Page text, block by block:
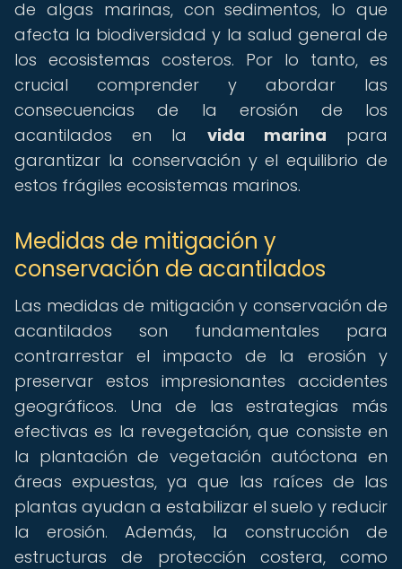
de algas marinas, con sedimentos, lo que
afecta la biodiversidad y la salud general de
los ecosistemas costeros. Por lo tanto, es
crucial comprender y abordar las
consecuencias de la erosión de los
acantilados en la vida marina para
garantizar la conservación y el equilibrio de
estos frágiles ecosistemas marinos.
Medidas de mitigación y
conservación de acantilados
Las medidas de mitigación y conservación de
acantilados son fundamentales para
contrarrestar el impacto de la erosión y
preservar estos impresionantes accidentes
geográficos. Una de las estrategias más
efectivas es la revegetación, que consiste en
la plantación de vegetación autóctona en
áreas expuestas, ya que las raíces de las
plantas ayudan a estabilizar el suelo y reducir
la erosión. Además, la construcción de
estructuras de protección costera, como